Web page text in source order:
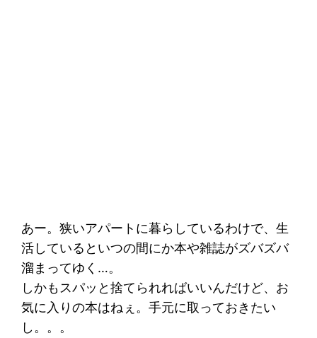
あー。狭いアパートに暮らしているわけで、生
活しているといつの間にか本や雑誌がズバズバ
溜まってゆく…。
しかもスパッと捨てられればいいんだけど、お
気に入りの本はねぇ。手元に取っておきたい
し。。。